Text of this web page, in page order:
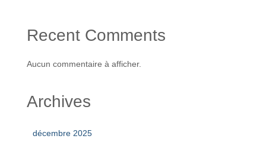
Recent Comments
Aucun commentaire à afficher.
Archives
décembre 2025